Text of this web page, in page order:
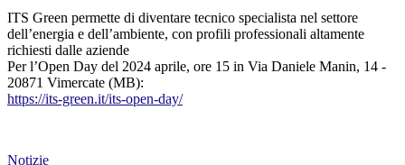
ITS Green permette di diventare tecnico specialista nel settore
dell’energia e dell’ambiente, con profili professionali altamente
richiesti dalle aziende
Per l’Open Day del 2024 aprile, ore 15 in Via Daniele Manin, 14 -
20871 Vimercate (MB):
https://its-green.it/its-open-day/
Notizie